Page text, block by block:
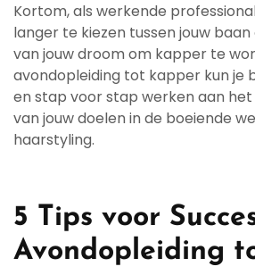
Kortom, als werkende
langer te kiezen tussen jouw
van jouw droom om kapper te
avondopleiding tot kapper kun je
en stap voor stap werken aan
van jouw doelen in de boeiende
haarstyling.
5 Tips voor
Avondopleiding